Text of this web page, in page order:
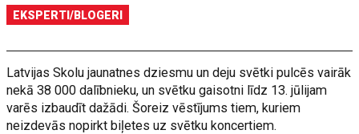
EKSPERTI/BLOGERI
Latvijas Skolu jaunatnes dziesmu un deju svētki pulcēs vairāk
nekā 38 000 dalībnieku, un svētku gaisotni līdz 13. jūlijam
varēs izbaudīt dažādi. Šoreiz vēstījums tiem, kuriem
neizdevās nopirkt biļetes uz svētku koncertiem.